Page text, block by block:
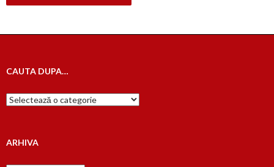
CAUTA DUPA…
Cauta
dupa…
ARHIVA